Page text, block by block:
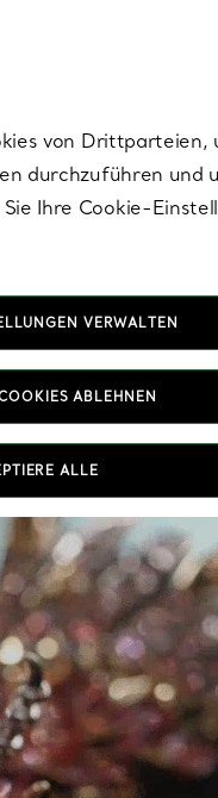
Eternity Ringe
von
durchzuführen
Ihre Cookie-
VERWALTEN
ABLEHNEN
ALLE